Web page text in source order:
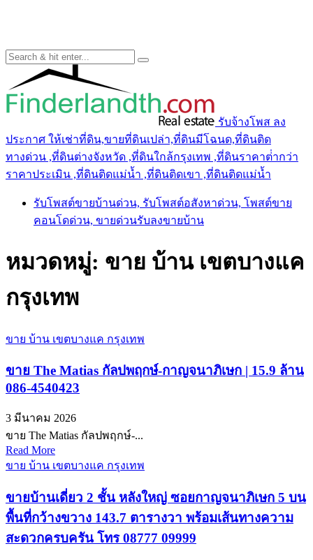
รับจ้างโพส ลง
ประกาศ ให้เช่าที่ดิน,ขายที่ดินเปล่า,ที่ดินมีโฉนด,ที่ดินติด
ทางด่วน ,ที่ดินต่างจังหวัด ,ที่ดินใกล้กรุงเทพ ,ที่ดินราคาต่ํากว่า
ราคาประเมิน ,ที่ดินติดแม่น้ำ ,ที่ดินติดเขา ,ที่ดินติดแม่น้ำ
รับโพสต์ขายบ้านด่วน, รับโพสต์อสังหาด่วน, โพสต์ขาย
คอนโดด่วน, ขายด่วนรับลงขายบ้าน
หมวดหมู่: ขาย บ้าน เขตบางแค
กรุงเทพ
ขาย บ้าน เขตบางแค กรุงเทพ
ขาย The Matias กัลปพฤกษ์-กาญจนาภิเษก | 15.9 ล้าน
086-4540423
3 มีนาคม 2026
ขาย The Matias กัลปพฤกษ์-...
Read More
ขาย บ้าน เขตบางแค กรุงเทพ
ขายบ้านเดี่ยว 2 ชั้น หลังใหญ่ ซอยกาญจนาภิเษก 5 บน
พื้นที่กว้างขวาง 143.7 ตารางวา พร้อมเส้นทางความ
สะดวกครบครัน โทร 08777 09999